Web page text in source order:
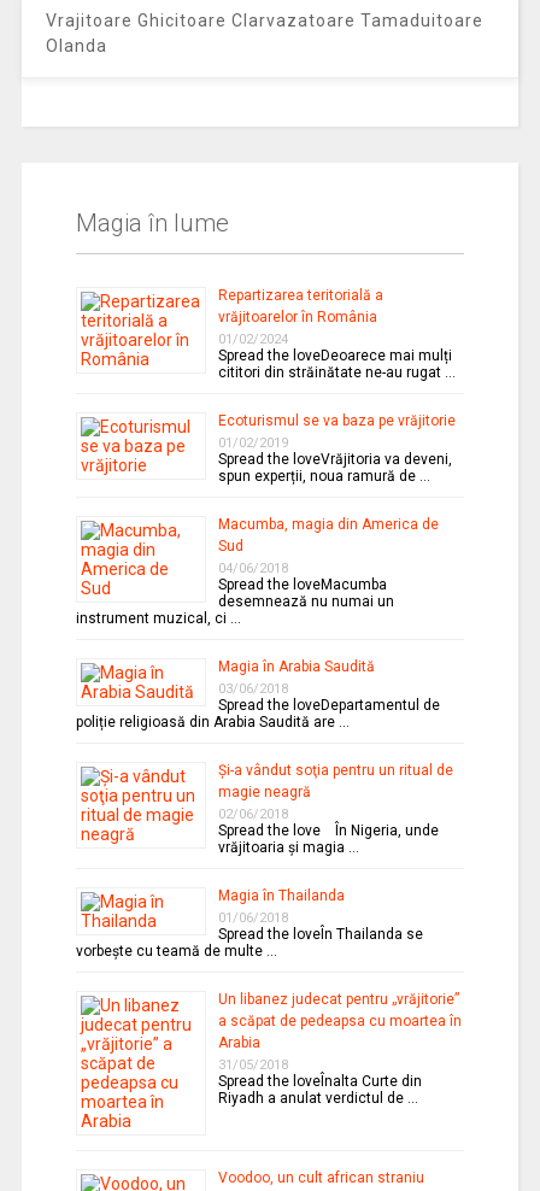
Vrajitoare Ghicitoare Clarvazatoare Tamaduitoare
Olanda
Magia în lume
Repartizarea teritorială a
vrăjitoarelor în România
01/02/2024
Spread the loveDeoarece mai mulți
cititori din străinătate ne-au rugat …
Ecoturismul se va baza pe vrăjitorie
01/02/2019
Spread the loveVrăjitoria va deveni,
spun experții, noua ramură de …
Macumba, magia din America de
Sud
04/06/2018
Spread the loveMacumba
desemnează nu numai un
instrument muzical, ci …
Magia în Arabia Saudită
03/06/2018
Spread the loveDepartamentul de
poliție religioasă din Arabia Saudită are …
Şi-a vândut soţia pentru un ritual de
magie neagră
02/06/2018
Spread the love În Nigeria, unde
vrăjitoaria şi magia …
Magia în Thailanda
01/06/2018
Spread the loveÎn Thailanda se
vorbeşte cu teamă de multe …
Un libanez judecat pentru „vrăjitorie”
a scăpat de pedeapsa cu moartea în
Arabia
31/05/2018
Spread the loveÎnalta Curte din
Riyadh a anulat verdictul de …
Voodoo, un cult african straniu